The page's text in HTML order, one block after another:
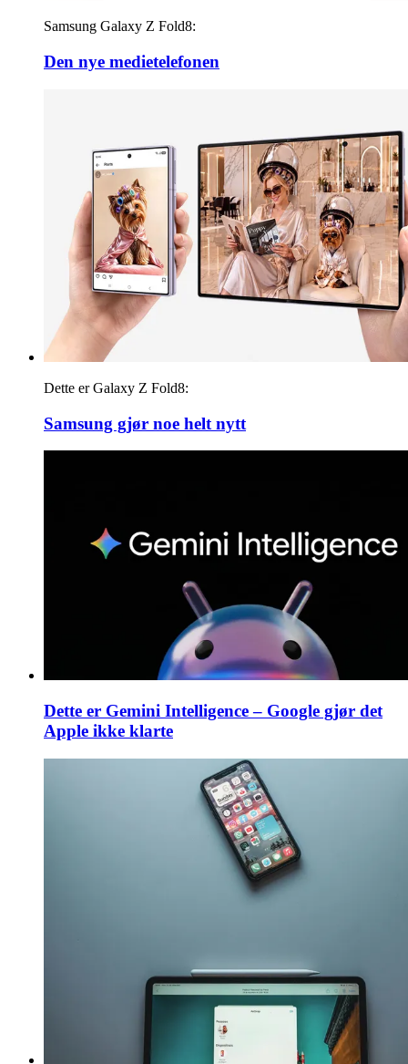
Samsung Galaxy Z Fold8:
Den nye medietelefonen
Dette er Galaxy Z Fold8:
Samsung gjør noe helt nytt
Dette er Gemini Intelligence – Google gjør det
Apple ikke klarte